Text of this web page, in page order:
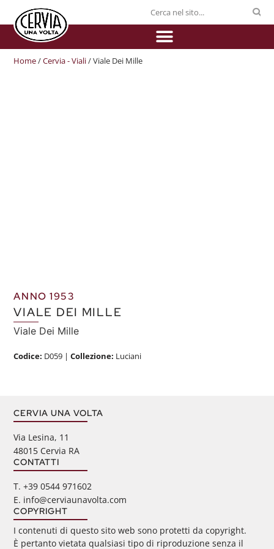
Home/Cervia - Viali/ Viale Dei Mille
ANNO 1953
VIALE DEI MILLE
Viale Dei Mille
Codice: D059 |Collezione: Luciani
CERVIA UNA VOLTA
Via Lesina, 11
48015 Cervia RA
CONTATTI
‭T. +39 0544 971602
E. info@cerviaunavolta.com
COPYRIGHT
I contenuti di questo sito web sono protetti da copyright.
È pertanto vietata qualsiasi tipo di riproduzione senza il